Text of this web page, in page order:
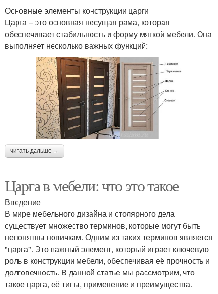
Основные элементы конструкции царги
Царга – это основная несущая рама, которая
обеспечивает стабильность и форму мягкой мебели. Она
выполняет несколько важных функций:
читать дальше →
Царга в мебели: что это такое
Введение
В мире мебельного дизайна и столярного дела
существует множество терминов, которые могут быть
непонятны новичкам. Одним из таких терминов является
"царга". Это важный элемент, который играет ключевую
роль в конструкции мебели, обеспечивая её прочность и
долговечность. В данной статье мы рассмотрим, что
такое царга, её типы, применение и преимущества.